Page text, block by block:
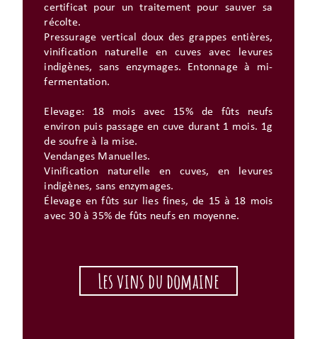
certificat pour un traitement pour sauver sa
récolte.
Pressurage vertical doux des grappes entières,
vinification naturelle en cuves avec levures
indigènes, sans enzymages. Entonnage à mi-
fermentation.
Elevage: 18 mois avec 15% de fûts neufs
environ puis passage en cuve durant 1 mois. 1g
de soufre à la mise.
Vendanges Manuelles.
Vinification naturelle en cuves, en levures
indigènes, sans enzymages.
Élevage en fûts sur lies fines, de 15 à 18 mois
avec 30 à 35% de fûts neufs en moyenne.
Les vins du domaine